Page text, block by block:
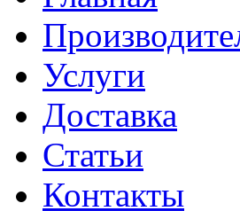
Услуги
Доставка
Статьи
Контакты